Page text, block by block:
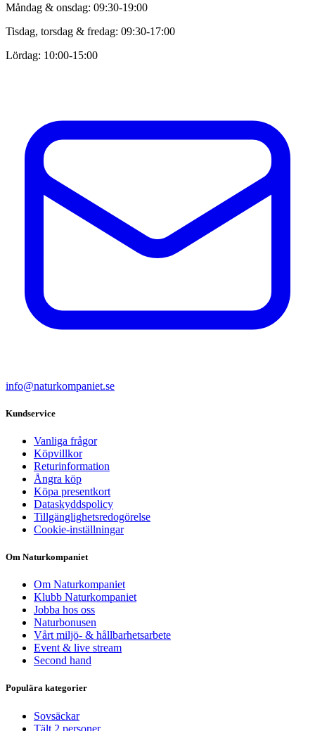
Måndag & onsdag: 09:30-19:00
Tisdag, torsdag & fredag: 09:30-17:00
Lördag: 10:00-15:00
info@naturkompaniet.se
Kundservice
Vanliga frågor
Köpvillkor
Returinformation
Ångra köp
Köpa presentkort
Dataskyddspolicy
Tillgänglighetsredogörelse
Cookie-inställningar
Om Naturkompaniet
Om Naturkompaniet
Klubb Naturkompaniet
Jobba hos oss
Naturbonusen
Vårt miljö- & hållbarhetsarbete
Event & live stream
Second hand
Populära kategorier
Sovsäckar
Tält 2 personer